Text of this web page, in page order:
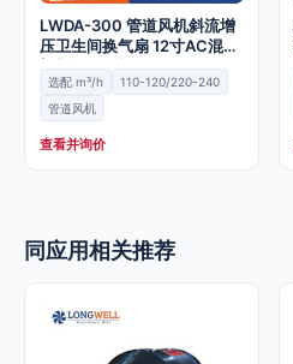
LWDA-300 管道风机斜流增
压卫生间换气扇 12寸AC混流
塑料管道风机
选配 m³/h
110-120/220-240
管道风机
查看并询价
同应用相关推荐